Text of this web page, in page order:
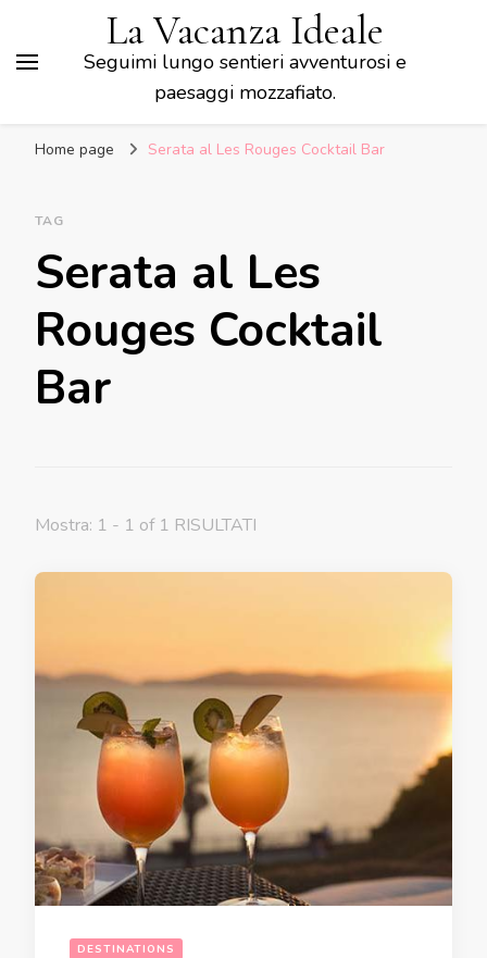
La Vacanza Ideale
Seguimi lungo sentieri avventurosi e
paesaggi mozzafiato.
Home page Serata al Les Rouges Cocktail Bar
TAG
Serata al Les
Rouges Cocktail
Bar
Mostra: 1 - 1 of 1 RISULTATI
DESTINATIONS